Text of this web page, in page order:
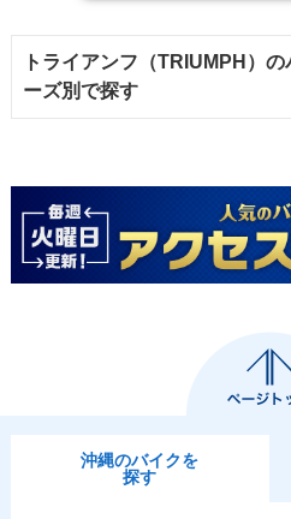
トライアンフ（TRIUMPH）
ーズ別で探す
沖縄のバイクを
探す